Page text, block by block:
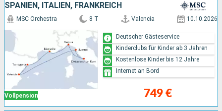
SPANIEN, ITALIEN, FRANKREICH
Vollpension
MSC Orchestra 8 T Valencia 10.10.2026
749 €
Deutscher Gästeservice
Kinderclubs für Kinder ab 3 Jahren
Kostenlose Kinder bis 12 Jahre
Internet an Bord